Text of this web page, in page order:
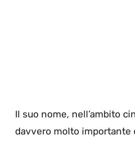
Il suo nome, nell’ambito
davvero molto importante